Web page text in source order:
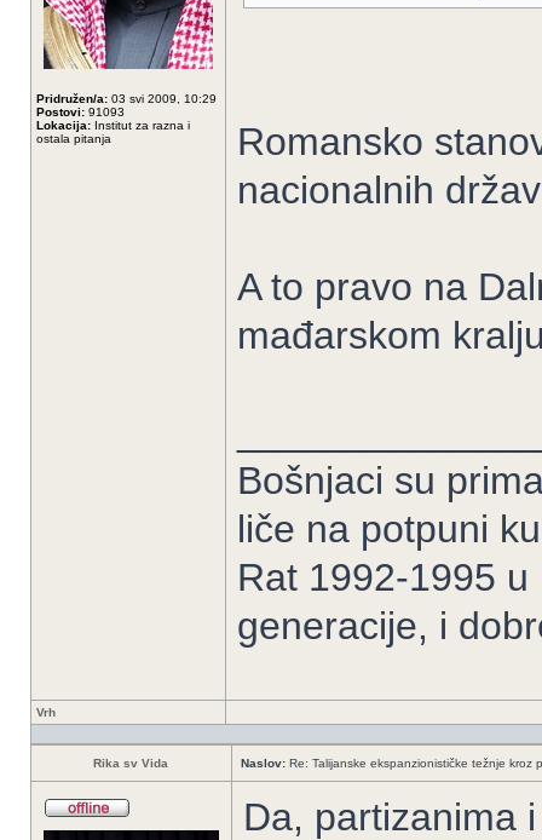
Pridružen/a: 03 svi 2009, 10:29
Postovi: 91093
Lokacija: Institut za razna i
ostala pitanja
Romansko
nacionalnih
A to pravo na
mađarskom
Bošnjaci su
liče na potpuni
Rat 1992-1995
generacije, i
Vrh
Rika sv Vida Naslov: Re: Talijanske ekspanzionističke težnje kroz
Da, partizanima